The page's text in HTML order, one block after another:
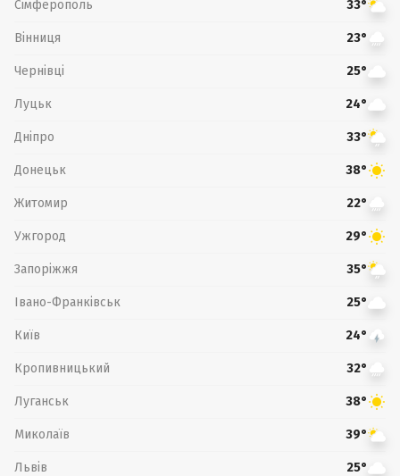
Сімферополь 33°
Вінниця 23°
Чернівці 25°
Луцьк 24°
Дніпро 33°
Донецьк 38°
Житомир 22°
Ужгород 29°
Запоріжжя 35°
Івано-Франківськ 25°
Київ 24°
Кропивницький 32°
Луганськ 38°
Миколаїв 39°
Львів 25°